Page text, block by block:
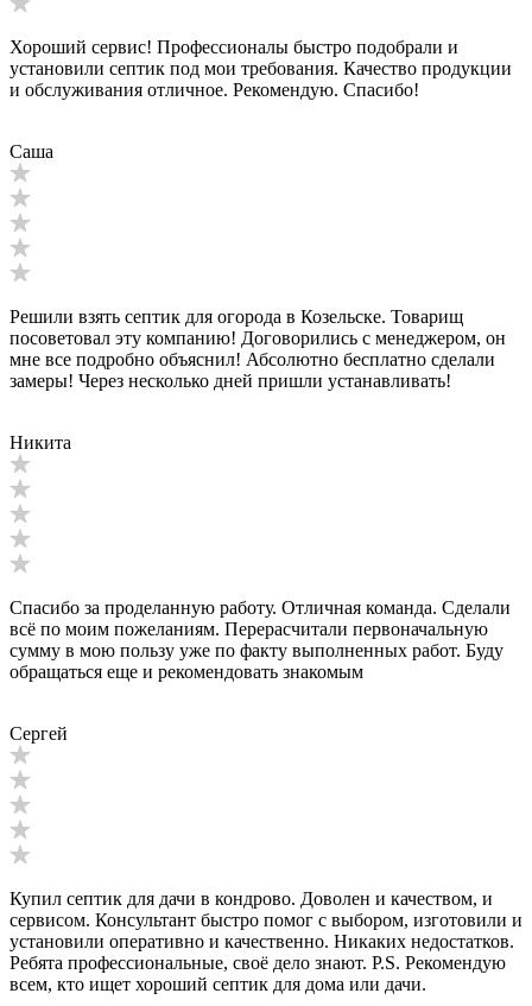
Хороший сервис! Профессионалы быстро подобрали и
установили септик под мои требования. Качество продукции
и обслуживания отличное. Рекомендую. Спасибо!
Саша
Решили взять септик для огорода в Козельске. Товарищ
посоветовал эту компанию! Договорились с менеджером, он
мне все подробно объяснил! Абсолютно бесплатно сделали
замеры! Через несколько дней пришли устанавливать!
Никита
Спасибо за проделанную работу. Отличная команда. Сделали
всё по моим пожеланиям. Перерасчитали первоначальную
сумму в мою пользу уже по факту выполненных работ. Буду
обращаться еще и рекомендовать знакомым
Сергей
Купил септик для дачи в кондрово. Доволен и качеством, и
сервисом. Консультант быстро помог с выбором, изготовили и
установили оперативно и качественно. Никаких недостатков.
Ребята профессиональные, своё дело знают. P.S. Рекомендую
всем, кто ищет хороший септик для дома или дачи.